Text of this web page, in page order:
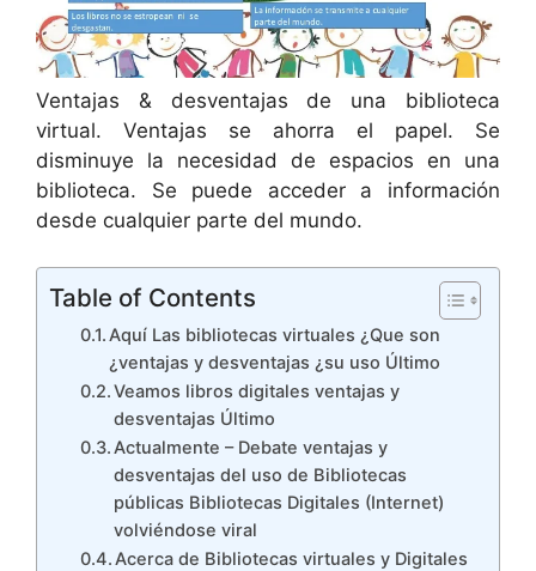
Ventajas & desventajas de una biblioteca
virtual. Ventajas se ahorra el papel. Se
disminuye la necesidad de espacios en una
biblioteca. Se puede acceder a información
desde cualquier parte del mundo.
Table of Contents
Aquí Las bibliotecas virtuales ¿Que son
¿ventajas y desventajas ¿su uso Último
Veamos libros digitales ventajas y
desventajas Último
Actualmente – Debate ventajas y
desventajas del uso de Bibliotecas
públicas Bibliotecas Digitales (Internet)
volviéndose viral
Acerca de Bibliotecas virtuales y Digitales